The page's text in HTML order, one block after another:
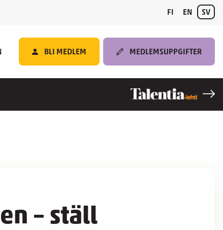
FI EN SV
BLI MEDLEM MEDLEMSUPPGIFTER
– ställ